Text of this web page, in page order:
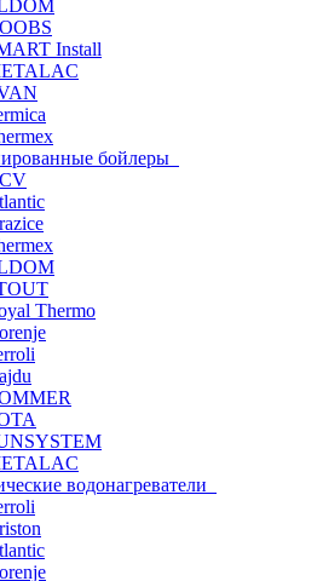
Install
бойлеры
Thermo
водонагреватели